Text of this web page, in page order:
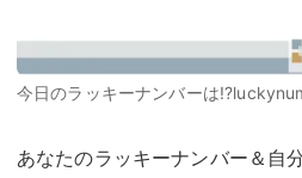
今日のラッキーナンバーは
あなたのラッキーナンバー＆自